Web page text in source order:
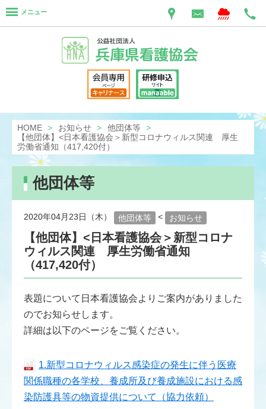
メニュー
HOME お知らせ
他団体等
【他団体】<日本看護協会＞新型コロナウィルス関連 厚生
労働省通知（417,420付）
他団体等
2020年04月23日（木） 他団体等 < お知らせ
【他団体】<日本看護協会＞新型コロナ
ウィルス関連 厚生労働省通知
（417,420付）
表題について日本看護協会よりご案内がありました
のでお知らせします。
詳細は以下のページをご覧ください。
1.新型コロナウィルス感染症の発生に伴う医療
関係職種の各学校、養成所及び養成施設における感
染防護具等の物資提供について（協力依頼）